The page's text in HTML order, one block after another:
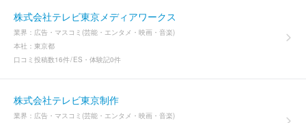
株式会社テレビ東京メディアワークス
業界： 広告・マスコミ(芸能・エンタメ・映画・音楽)
本社： 東京都
口コミ投稿数16件 ES・体験記0件
株式会社テレビ東京制作
業界： 広告・マスコミ(芸能・エンタメ・映画・音楽)